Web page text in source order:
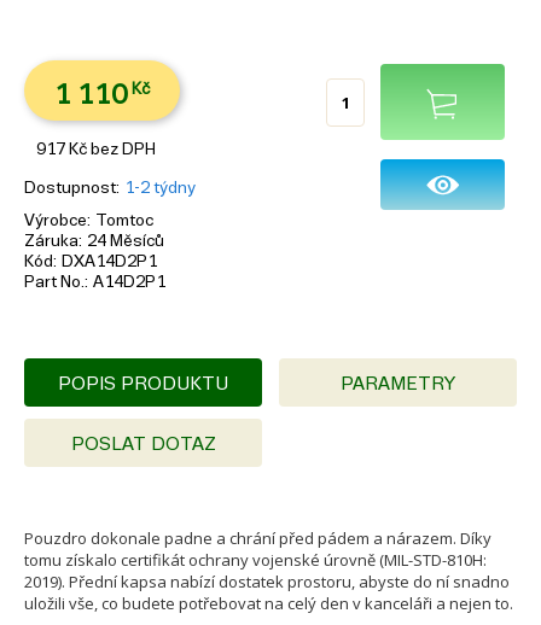
1 110 Kč
917 Kč bez DPH
Dostupnost 1-2 týdny
Výrobce Tomtoc
Záruka 24 Měsíců
Kód
DXA14D2P1
Part No. A14D2P1
POPIS PRODUKTU PARAMETRY
POSLAT DOTAZ
Pouzdro dokonale padne a chrání před pádem a nárazem. Díky
tomu získalo certifikát ochrany vojenské úrovně (MIL-STD-810H:
2019). Přední kapsa nabízí dostatek prostoru, abyste do ní snadno
uložili vše, co budete potřebovat na celý den v kanceláři a nejen to.